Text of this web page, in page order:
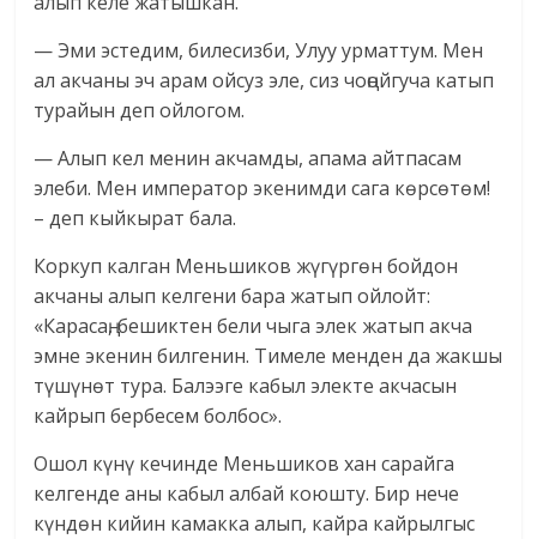
— Эми эстедим, билесизби, Улуу урматтум. Мен
ал акчаны эч арам ойсуз эле, сиз чоңойгуча катып
турайын деп ойлогом.
— Алып кел менин акчамды, апама айтпасам
элеби. Мен император экенимди сага көрсөтөм!
– деп кыйкырат бала.
Коркуп калган Меньшиков жүгүргөн бойдон
акчаны алып келгени бара жатып ойлойт:
«Карасаң, бешиктен бели чыга элек жатып акча
эмне экенин билгенин. Тимеле менден да жакшы
түшүнөт тура. Балээге кабыл электе акчасын
кайрып бербесем болбос».
Ошол күнү кечинде Меньшиков хан сарайга
келгенде аны кабыл албай коюшту. Бир нече
күндөн кийин камакка алып, кайра кайрылгыс